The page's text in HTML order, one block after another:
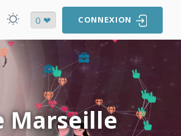
0 ❤ CONNEXION
Marseille